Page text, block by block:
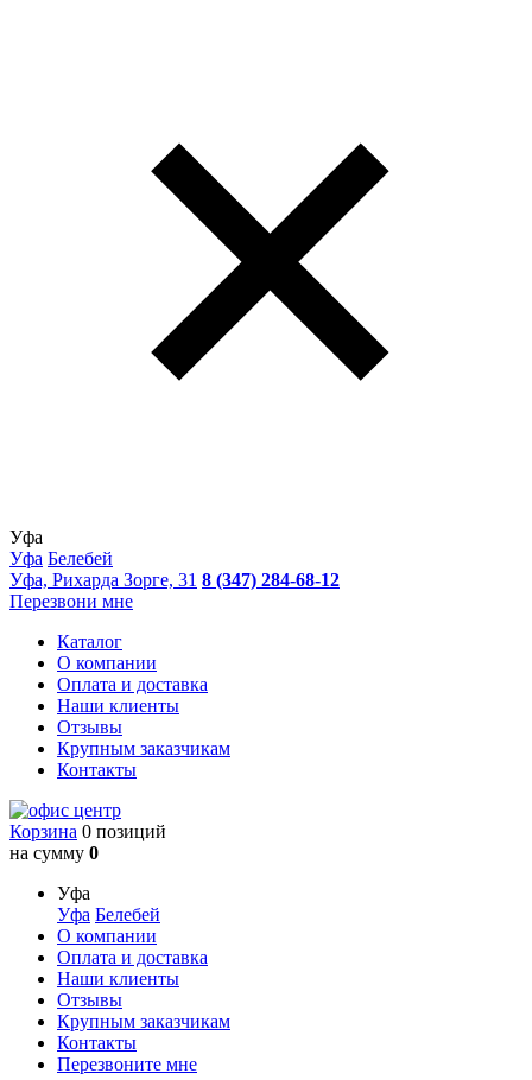
Уфа
Уфа Белебей
Уфа, Рихарда Зорге, 31 8 (347) 284-68-12
Перезвони мне
Каталог
О компании
Оплата и доставка
Наши клиенты
Отзывы
Крупным заказчикам
Контакты
Корзина 0 позиций
на сумму 0
Уфа
Уфа Белебей
О компании
Оплата и доставка
Наши клиенты
Отзывы
Крупным заказчикам
Контакты
Перезвоните мне